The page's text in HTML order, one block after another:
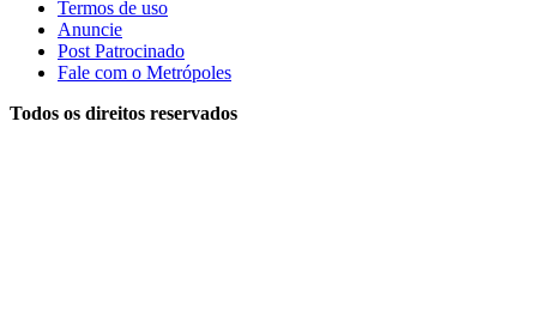
Termos de uso
Anuncie
Post Patrocinado
Fale com o Metrópoles
Todos os direitos reservados